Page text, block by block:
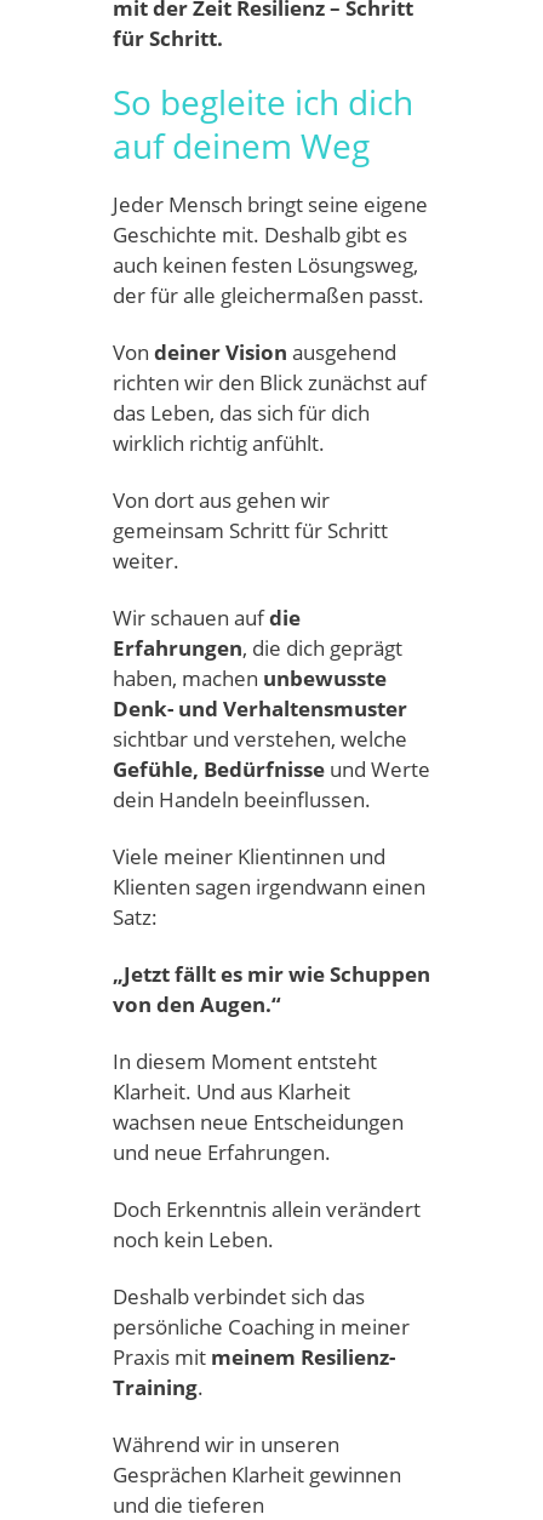
mit der Zeit Resilienz – Schritt
für Schritt.
So begleite ich dich
auf deinem Weg
Jeder Mensch bringt seine eigene
Geschichte mit. Deshalb gibt es
auch keinen festen Lösungsweg,
der für alle gleichermaßen passt.
Von deiner Vision ausgehend
richten wir den Blick zunächst auf
das Leben, das sich für dich
wirklich richtig anfühlt.
Von dort aus gehen wir
gemeinsam Schritt für Schritt
weiter.
Wir schauen aufdie
Erfahrungen, die dich geprägt
haben, machen unbewusste
Denk- und Verhaltensmuster
sichtbar und verstehen, welche
Gefühle, Bedürfnisseund Werte
dein Handeln beeinflussen.
Viele meiner Klientinnen und
Klienten sagen irgendwann einen
Satz:
„Jetzt fällt es mir wie Schuppen
von den Augen.“
In diesem Moment entsteht
Klarheit. Und aus Klarheit
wachsen neue Entscheidungen
und neue Erfahrungen.
Doch Erkenntnis allein verändert
noch kein Leben.
Deshalb verbindet sich das
persönliche Coaching in meiner
Praxis mit meinem Resilienz-
Training.
Während wir in unseren
Gesprächen Klarheit gewinnen
und die tieferen